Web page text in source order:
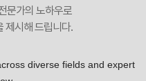
문가의 노하우로
제시해 드립니다.
diverse fields and expert